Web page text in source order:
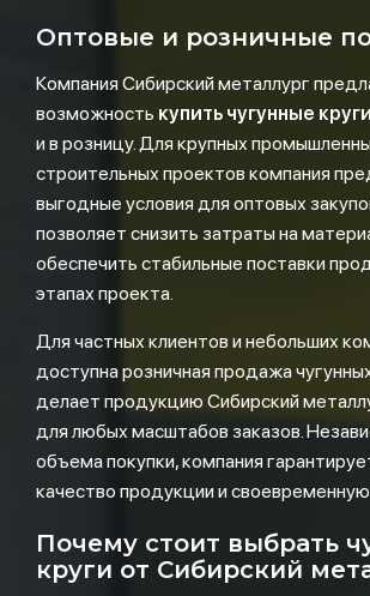
Оптовые и розничные
Компания Сибирский металлург
возможность купить чугунные круги
и в розницу. Для крупных
строительных проектов компания
выгодные условия для оптовых
позволяет снизить затраты на
обеспечить стабильные поставки
этапах проекта.
Для частных клиентов и небольших
доступна розничная продажа
делает продукцию Сибирский
для любых масштабов заказов.
объема покупки, компания
качество продукции и
Почему стоит выбрать
круги от Сибирский